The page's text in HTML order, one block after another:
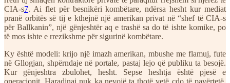
CIA-s7. Ai flet për besnikëri kombëtare, ndërsa hesht kur mediat
pranë orbitës së tij e kthejnë një amerikan privat në “shef të CIA-s
për Ballkanin”, një gënjeshtër aq e trashë sa do të ishte komike, po
të mos ishte e rrezikshme për sigurinë kombëtare.
Ky është modeli: krijo një imazh amerikan, mbushe me flamuj, fute
në Gllogjan, shpërndaje në portale, pastaj lejo që publiku ta besojë.
Kur gënjeshtra zbulohet, hesht. Sepse heshtja është pjesë e